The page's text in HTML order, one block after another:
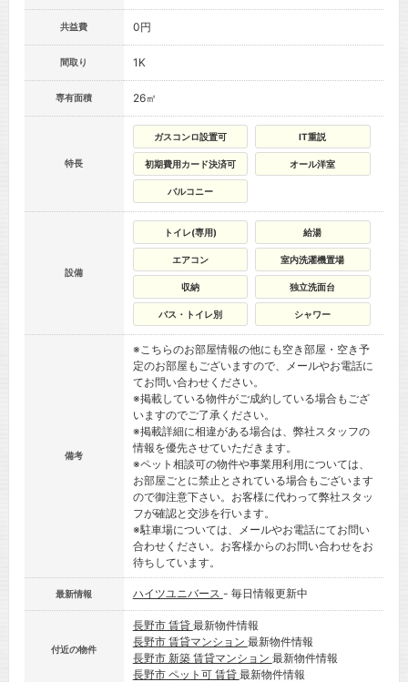
共益費 0円
間取り 1K
専有面積 26㎡
特長
ガスコンロ設置可 IT重説
初期費用カード決済可 オール洋室
バルコニー
設備
トイレ(専用) 給湯
エアコン 室内洗濯機置場
収納 独立洗面台
バス・トイレ別 シャワー
備考
※こちらのお部屋情報の他にも空き部屋・空き予
定のお部屋もございますので、メールやお電話に
てお問い合わせください。
※掲載している物件がご成約している場合もござ
いますのでご了承ください。
※掲載詳細に相違がある場合は、弊社スタッフの
情報を優先させていただきます。
※ペット相談可の物件や事業用利用については、
お部屋ごとに禁止とされている場合もございます
ので御注意下さい。お客様に代わって弊社スタッ
フが確認と交渉を行います。
※駐車場については、メールやお電話にてお問い
合わせください。お客様からのお問い合わせをお
待ちしています。
最新情報 ハイツユニバース - 毎日情報更新中
付近の物件
長野市 賃貸 最新物件情報
長野市 賃貸マンション 最新物件情報
長野市 新築 賃貸マンション 最新物件情報
長野市 ペット可 賃貸 最新物件情報